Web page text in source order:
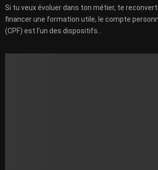
Si tu veux évoluer dans ton métier, te
financer une formation utile, le compte
(CPF) est l’un des dispositifs...